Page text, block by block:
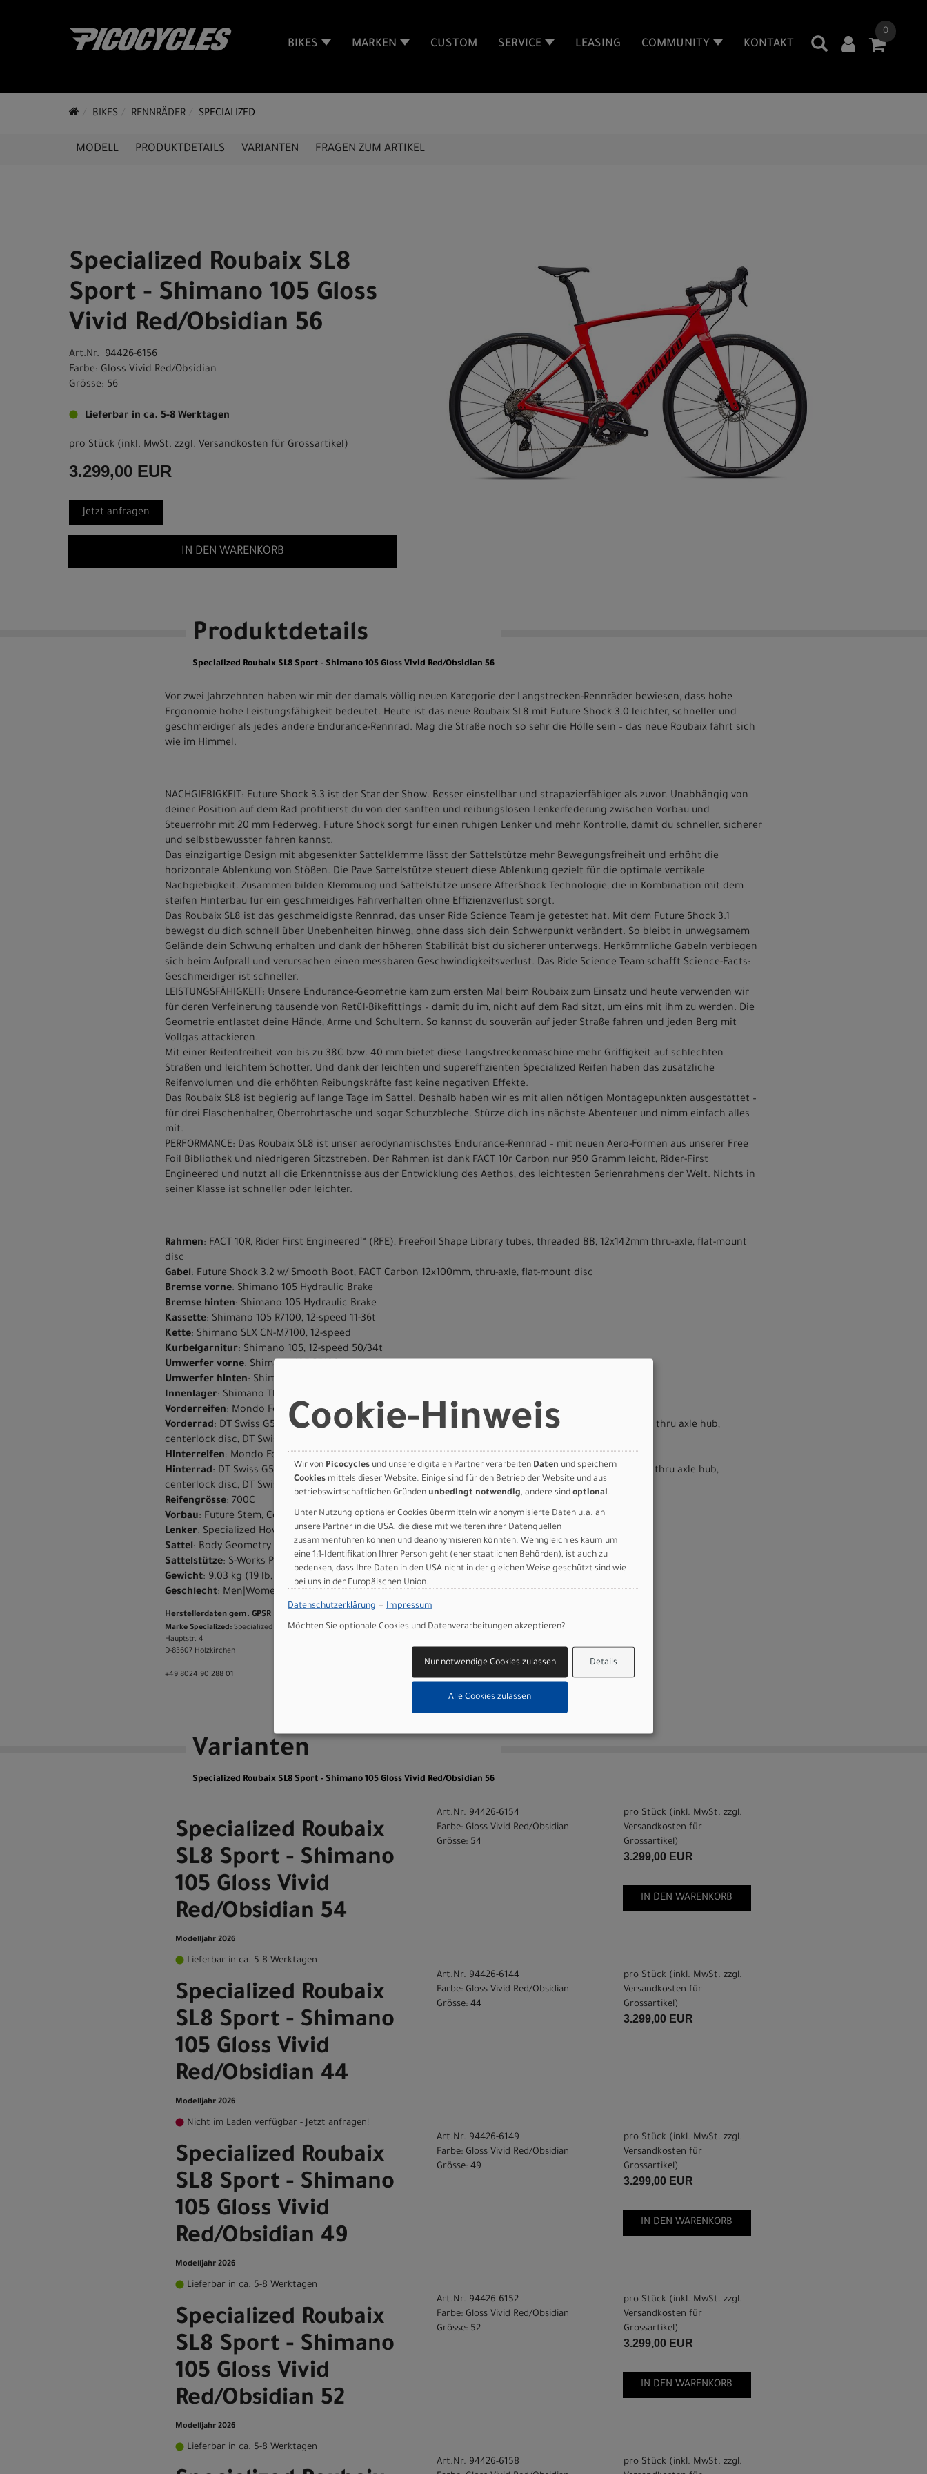
0
BIKES MARKEN CUSTOM SERVICE LEASING COMMUNITY KONTAKT
BIKES RENNRÄDER SPECIALIZED
MODELL PRODUKTDETAILS VARIANTEN FRAGEN ZUM ARTIKEL
Specialized Roubaix SL8
Sport - Shimano 105 Gloss
Vivid Red/Obsidian 56
Art.Nr. 94426-6156
Farbe: Gloss Vivid Red/Obsidian
Grösse: 56
Lieferbar in ca. 5-8 Werktagen
pro Stück (inkl. MwSt. zzgl. Versandkosten für Grossartikel)
3.299,00 EUR
Jetzt anfragen
IN DEN WARENKORB
Produktdetails
Specialized Roubaix SL8 Sport - Shimano 105 Gloss Vivid Red/Obsidian 56
Vor zwei Jahrzehnten haben wir mit der damals völlig neuen Kategorie der Langstrecken-Rennräder bewiesen, dass hohe
Ergonomie hohe Leistungsfähigkeit bedeutet. Heute ist das neue Roubaix SL8 mit Future Shock 3.0 leichter, schneller und
geschmeidiger als jedes andere Endurance-Rennrad. Mag die Straße noch so sehr die Hölle sein – das neue Roubaix fährt sich
wie im Himmel.
NACHGIEBIGKEIT: Future Shock 3.3 ist der Star der Show. Besser einstellbar und strapazierfähiger als zuvor. Unabhängig von
deiner Position auf dem Rad profitierst du von der sanften und reibungslosen Lenkerfederung zwischen Vorbau und
Steuerrohr mit 20 mm Federweg. Future Shock sorgt für einen ruhigen Lenker und mehr Kontrolle, damit du schneller, sicherer
und selbstbewusster fahren kannst.
Das einzigartige Design mit abgesenkter Sattelklemme lässt der Sattelstütze mehr Bewegungsfreiheit und erhöht die
horizontale Ablenkung von Stößen. Die Pavé Sattelstütze steuert diese Ablenkung gezielt für die optimale vertikale
Nachgiebigkeit. Zusammen bilden Klemmung und Sattelstütze unsere AfterShock Technologie, die in Kombination mit dem
steifen Hinterbau für ein geschmeidiges Fahrverhalten ohne Effizienzverlust sorgt.
Das Roubaix SL8 ist das geschmeidigste Rennrad, das unser Ride Science Team je getestet hat. Mit dem Future Shock 3.1
bewegst du dich schnell über Unebenheiten hinweg, ohne dass sich dein Schwerpunkt verändert. So bleibt in unwegsamem
Gelände dein Schwung erhalten und dank der höheren Stabilität bist du sicherer unterwegs. Herkömmliche Gabeln verbiegen
sich beim Aufprall und verursachen einen messbaren Geschwindigkeitsverlust. Das Ride Science Team schafft Science-Facts:
Geschmeidiger ist schneller.
LEISTUNGSFÄHIGKEIT: Unsere Endurance-Geometrie kam zum ersten Mal beim Roubaix zum Einsatz und heute verwenden wir
für deren Verfeinerung tausende von Retül-Bikefittings – damit du im, nicht auf dem Rad sitzt, um eins mit ihm zu werden. Die
Geometrie entlastet deine Hände; Arme und Schultern. So kannst du souverän auf jeder Straße fahren und jeden Berg mit
Vollgas attackieren.
Mit einer Reifenfreiheit von bis zu 38C bzw. 40 mm bietet diese Langstreckenmaschine mehr Griffigkeit auf schlechten
Straßen und leichtem Schotter. Und dank der leichten und supereffizienten Specialized Reifen haben das zusätzliche
Reifenvolumen und die erhöhten Reibungskräfte fast keine negativen Effekte.
Das Roubaix SL8 ist begierig auf lange Tage im Sattel. Deshalb haben wir es mit allen nötigen Montagepunkten ausgestattet –
für drei Flaschenhalter, Oberrohrtasche und sogar Schutzbleche. Stürze dich ins nächste Abenteuer und nimm einfach alles
mit.
PERFORMANCE: Das Roubaix SL8 ist unser aerodynamischstes Endurance-Rennrad – mit neuen Aero-Formen aus unserer Free
Foil Bibliothek und niedrigeren Sitzstreben. Der Rahmen ist dank FACT 10r Carbon nur 950 Gramm leicht, Rider-First
Engineered und nutzt all die Erkenntnisse aus der Entwicklung des Aethos, des leichtesten Serienrahmens der Welt. Nichts in
seiner Klasse ist schneller oder leichter.
Rahmen: FACT 10R, Rider First Engineered™ (RFE), FreeFoil Shape Library tubes, threaded BB, 12x142mm thru-axle, flat-mount
disc
Gabel: Future Shock 3.2 w/ Smooth Boot, FACT Carbon 12x100mm, thru-axle, flat-mount disc
Bremse vorne: Shimano 105 Hydraulic Brake
Bremse hinten: Shimano 105 Hydraulic Brake
Kassette: Shimano 105 R7100, 12-speed 11-36t
Kette: Shimano SLX CN-M7100, 12-speed
Kurbelgarnitur: Shimano 105, 12-speed 50/34t
Umwerfer vorne: Shimano 105 R7100, braze-on
Umwerfer hinten: Shimnao 105 R7100, 12-speed
Innenlager: Shimano Threaded BSA BB
Vorderreifen: Mondo Folding Endurance Tire, 700x32, GRIPTON T5
Vorderrad: DT Swiss G540 rim, 24mm internal width, tubeless ready, 24h, Specialized full sealed bearing thru axle hub,
centerlock disc, DT Swiss Champion 14G stainless steel spokes, DT Swiss brass nipples
Hinterreifen: Mondo Folding Endurance Tire, 700x32, GRIPTON T5
Hinterrad: DT Swiss G540 rim, 24mm internal width, tubeless ready, 24h, Specialized full sealed bearing thru axle hub,
centerlock disc, DT Swiss Champion 14G stainless steel spokes, DT Swiss brass nipples
Reifengrösse: 700C
Vorbau: Future Stem, Comp
Lenker: Specialized Hover Comp, Alloy, 125mm Drop, 75mm Reach w/Di2 Hole
Sattel: Body Geometry Power Sport, steel rails
Sattelstütze: S-Works Pave
Gewicht: 9.03 kg (19 lb, 14.5 oz)
Geschlecht: Men|Women
Herstellerdaten gem. GPSR
Marke Specialized: Specialized Germany GmbH
Hauptstr. 4
D-83607 Holzkirchen
+49 8024 90 288 01
Varianten
Specialized Roubaix SL8 Sport - Shimano 105 Gloss Vivid Red/Obsidian 56
Specialized Roubaix
SL8 Sport - Shimano
105 Gloss Vivid
Red/Obsidian 54
Modelljahr 2026
Lieferbar in ca. 5-8 Werktagen
Art.Nr. 94426-6154
Farbe: Gloss Vivid Red/Obsidian
Grösse: 54
pro Stück (inkl. MwSt. zzgl.
Versandkosten für
Grossartikel )
3.299,00 EUR
IN DEN WARENKORB
Specialized Roubaix
SL8 Sport - Shimano
105 Gloss Vivid
Red/Obsidian 44
Modelljahr 2026
Nicht im Laden verfügbar - Jetzt anfragen!
Art.Nr. 94426-6144
Farbe: Gloss Vivid Red/Obsidian
Grösse: 44
pro Stück (inkl. MwSt. zzgl.
Versandkosten für
Grossartikel )
3.299,00 EUR
Specialized Roubaix
SL8 Sport - Shimano
105 Gloss Vivid
Red/Obsidian 49
Modelljahr 2026
Lieferbar in ca. 5-8 Werktagen
Art.Nr. 94426-6149
Farbe: Gloss Vivid Red/Obsidian
Grösse: 49
pro Stück (inkl. MwSt. zzgl.
Versandkosten für
Grossartikel )
3.299,00 EUR
IN DEN WARENKORB
Specialized Roubaix
SL8 Sport - Shimano
105 Gloss Vivid
Red/Obsidian 52
Modelljahr 2026
Lieferbar in ca. 5-8 Werktagen
Art.Nr. 94426-6152
Farbe: Gloss Vivid Red/Obsidian
Grösse: 52
pro Stück (inkl. MwSt. zzgl.
Versandkosten für
Grossartikel )
3.299,00 EUR
IN DEN WARENKORB
Art.Nr. 94426-6158
pro Stück (inkl. MwSt. zzgl.
Cookie-Hinweis
Wir von Picocycles und unsere digitalen Partner verarbeiten Daten und speichern
Cookies mittels dieser Website. Einige sind für den Betrieb der Website und aus
betriebswirtschaftlichen Gründen unbedingt notwendig, andere sind optional.
Unter Nutzung optionaler Cookies übermitteln wir anonymisierte Daten u.a. an
unsere Partner in die USA, die diese mit weiteren ihrer Datenquellen
zusammenführen können und deanonymisieren könnten. Wenngleich es kaum um
eine 1:1-Identifikation Ihrer Person geht (eher staatlichen Behörden), ist auch zu
bedenken, dass Ihre Daten in den USA nicht in der gleichen Weise geschützt sind wie
bei uns in der Europäischen Union.
Datenschutzerklärung — Impressum
Möchten Sie optionale Cookies und Datenverarbeitungen akzeptieren?
Details
Nur notwendige Cookies zulassen
Alle Cookies zulassen